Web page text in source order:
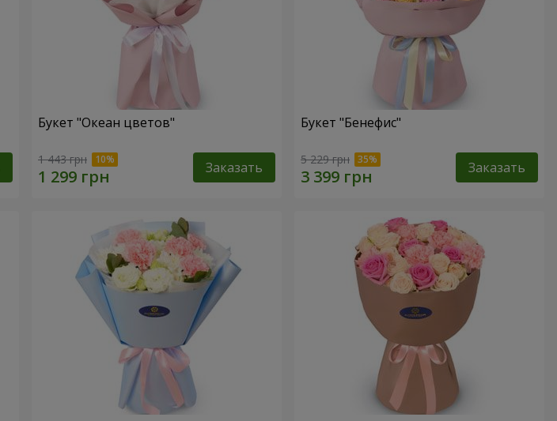
Букет "Океан цветов"
1 443 грн Заказать
Букет "Бенефис"
5 229 грн Заказать